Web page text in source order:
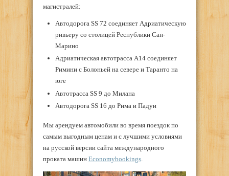
магистралей:
Автодорога SS 72 соединяет Адриатическую
ривьеру со столицей Республики Сан-
Марино
Адриатическая автотрасса A14 соединяет
Римини с Болоньей на севере и Таранто на
юге
Автотрасса SS 9 до Милана
Автодорога SS 16 до Рима и Падуи
Мы арендуем автомобили во время поездок по
самым выгодным ценам и с лучшими условиями
на русской версии сайта международного
проката машин Economybookings